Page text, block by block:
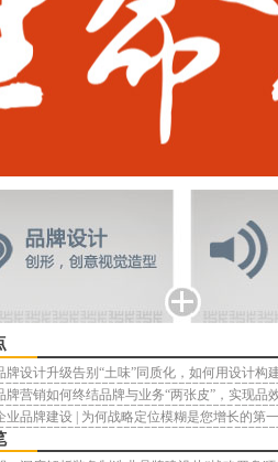
牌设计升级告别“土味”同质化，如何用设计构
牌营销如何终结品牌与业务“两张皮”，实现品
业品牌建设 | 为何战略定位模糊是您增长的第